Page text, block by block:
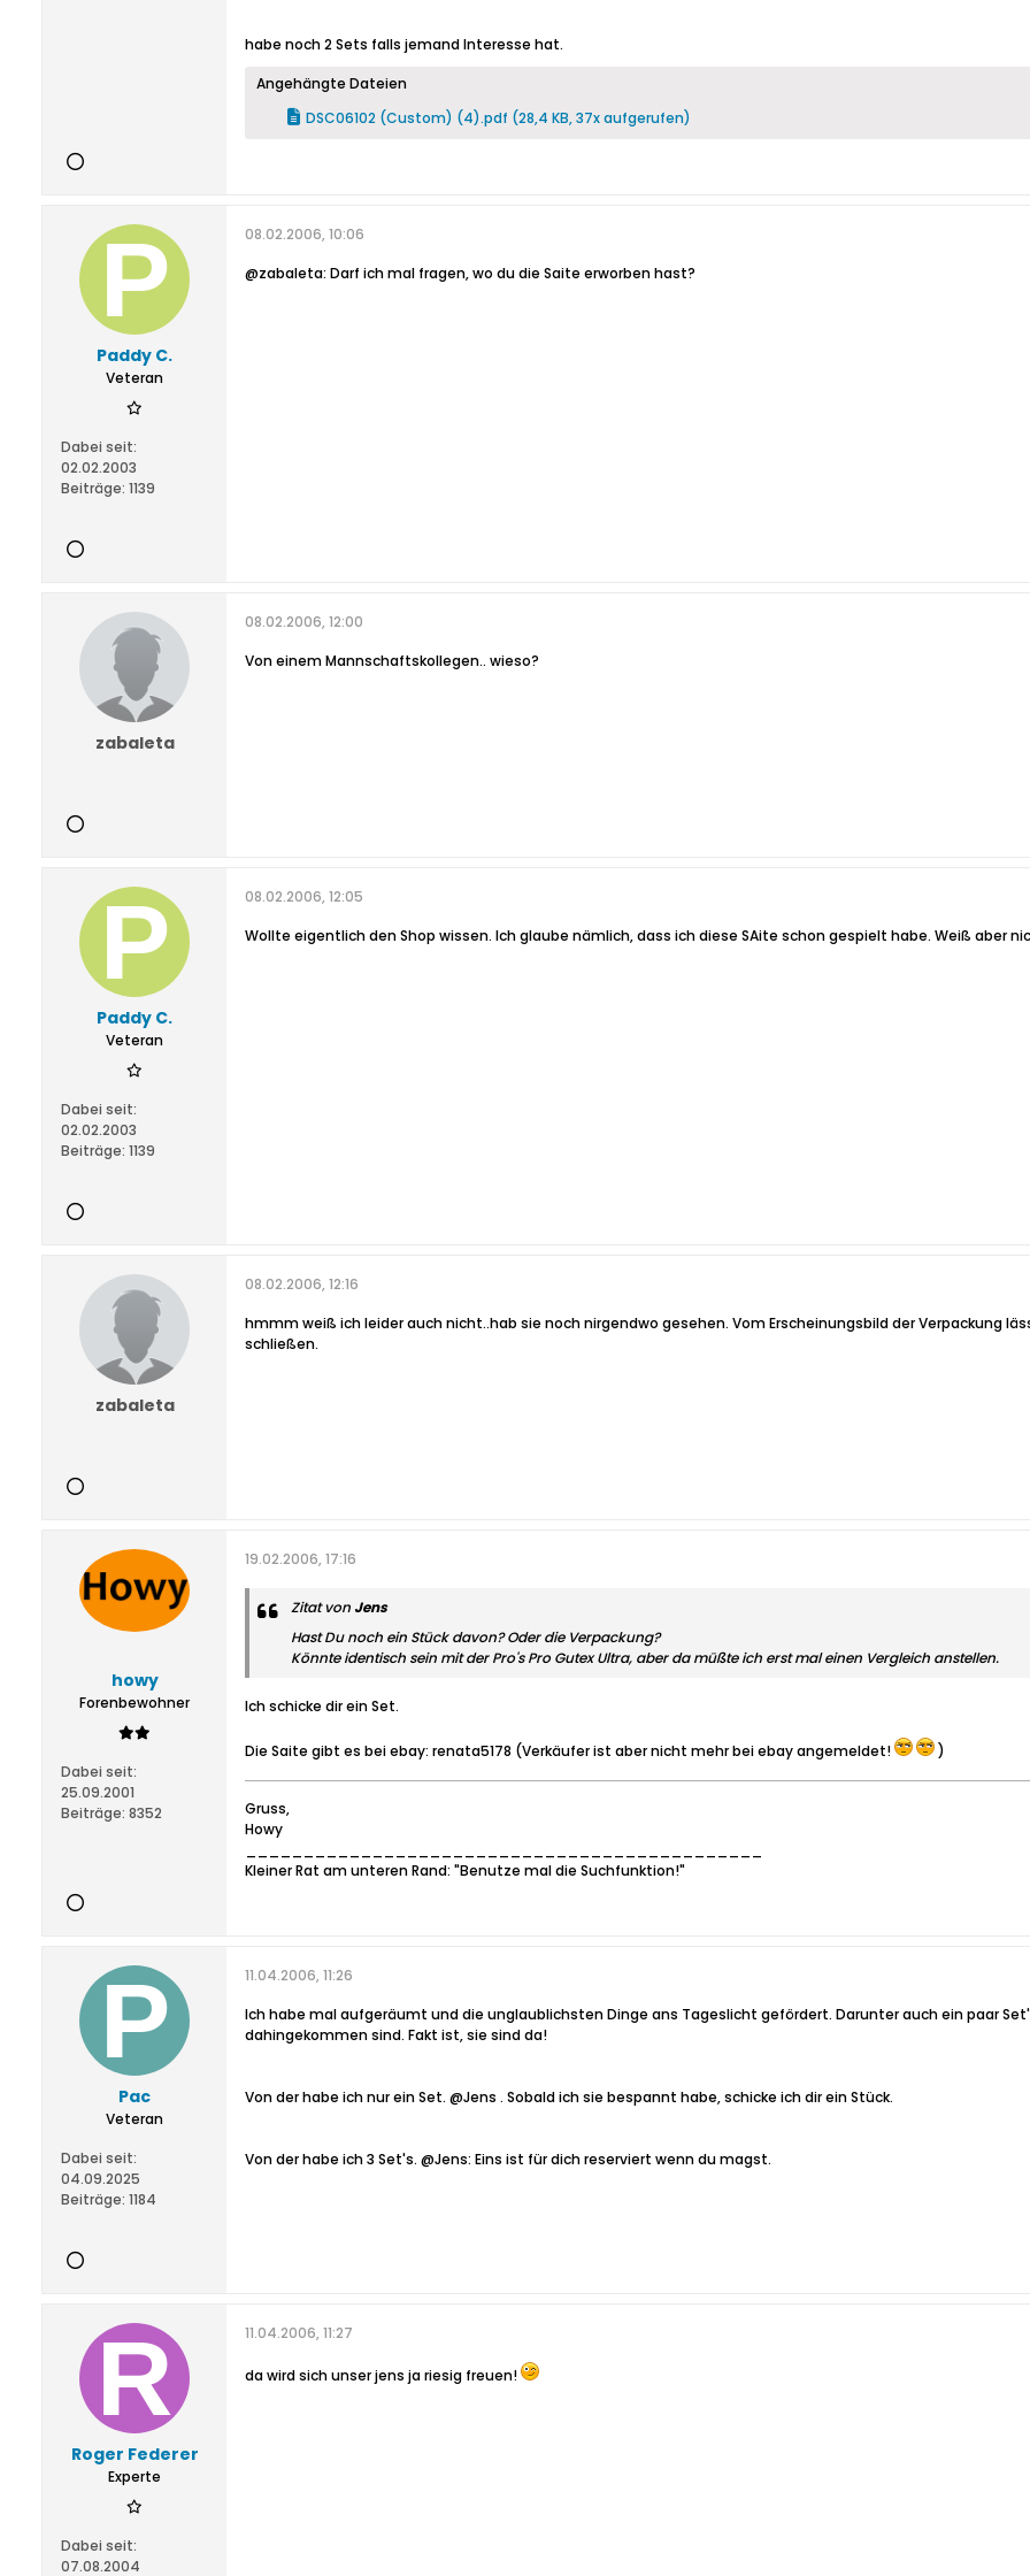
habe noch 2 Sets falls jemand Interesse hat.
Angehängte Dateien
DSC06102 (Custom) (4).pdf (28,4 KB, 37x aufgerufen)
Paddy C.
Veteran
Dabei seit:
02.02.2003
Beiträge: 1139
08.02.2006, 10:06
@zabaleta: Darf ich mal fragen, wo du die Saite erworben hast?
zabaleta
08.02.2006, 12:00
Von einem Mannschaftskollegen.. wieso?
Paddy C.
Veteran
Dabei seit:
02.02.2003
Beiträge: 1139
08.02.2006, 12:05
Wollte eigentlich den Shop wissen. Ich glaube nämlich, dass ich diese SAite schon gespielt habe. Weiß aber
zabaleta
08.02.2006, 12:16
hmmm weiß ich leider auch nicht..hab sie noch nirgendwo gesehen. Vom Erscheinungsbild der Verpackung
schließen.
howy
Forenbewohner
Dabei seit:
25.09.2001
Beiträge: 8352
19.02.2006, 17:16
Zitat von Jens
Hast Du noch ein Stück davon? Oder die Verpackung?
Könnte identisch sein mit der Pro's Pro Gutex Ultra, aber da müßte ich erst mal einen Vergleich anstellen.
Ich schicke dir ein Set.
Die Saite gibt es bei ebay: renata5178 (Verkäufer ist aber nicht mehr bei ebay angemeldet! )
Gruss,
Howy
Kleiner Rat am unteren Rand: "Benutze mal die Suchfunktion!"
Pac
Veteran
Dabei seit:
04.09.2025
Beiträge: 1184
11.04.2006, 11:26
Ich habe mal aufgeräumt und die unglaublichsten Dinge ans Tageslicht gefördert. Darunter auch ein paar
dahingekommen sind. Fakt ist, sie sind da!
Von der habe ich nur ein Set. @Jens . Sobald ich sie bespannt habe, schicke ich dir ein Stück.
Von der habe ich 3 Set's. @Jens: Eins ist für dich reserviert wenn du magst.
Roger Federer
Experte
Dabei seit:
07.08.2004
11.04.2006, 11:27
da wird sich unser jens ja riesig freuen!